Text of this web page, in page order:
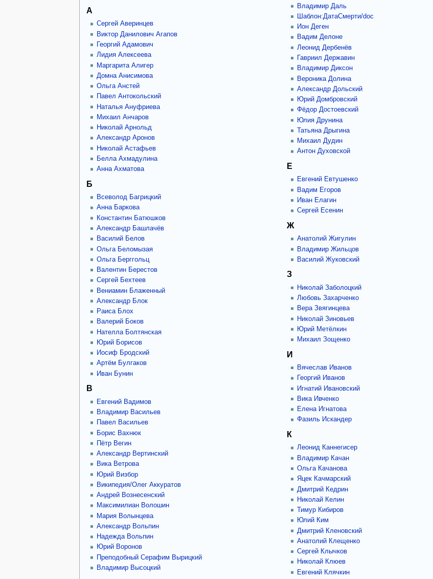
А
Сергей Аверинцев
Виктор Данилович Агапов
Георгий Адамович
Лидия Алексеева
Маргарита Алигер
Домна Анисимова
Ольга Анстей
Павел Антокольский
Наталья Ануфриева
Михаил Анчаров
Николай Арнольд
Александр Аронов
Николай Астафьев
Белла Ахмадулина
Анна Ахматова
Б
Всеволод Багрицкий
Анна Баркова
Константин Батюшков
Александр Башлачёв
Василий Белов
Ольга Беломызая
Ольга Берггольц
Валентин Берестов
Сергей Бехтеев
Вениамин Блаженный
Александр Блок
Раиса Блох
Валерий Боков
Нателла Болтянская
Юрий Борисов
Иосиф Бродский
Артём Булгаков
Иван Бунин
В
Евгений Вадимов
Владимир Васильев
Павел Васильев
Борис Вахнюк
Пётр Вегин
Александр Вертинский
Вика Ветрова
Юрий Визбор
Википедия/Олег Аккуратов
Андрей Вознесенский
Максимилиан Волошин
Мария Волынцева
Александр Вольпин
Надежда Вольпин
Юрий Воронов
Преподобный Серафим Вырицкий
Владимир Высоцкий
Владимир Даль
Шаблон:ДатаСмерти/doc
Ион Деген
Вадим Делоне
Леонид Дербенёв
Гавриил Державин
Владимир Диксон
Вероника Долина
Александр Дольский
Юрий Домбровский
Фёдор Достоевский
Юлия Друнина
Татьяна Дрыгина
Михаил Дудин
Антон Духовской
Е
Евгений Евтушенко
Вадим Егоров
Иван Елагин
Сергей Есенин
Ж
Анатолий Жигулин
Владимир Жильцов
Василий Жуковский
З
Николай Заболоцкий
Любовь Захарченко
Вера Звягинцева
Николай Зиновьев
Юрий Метёлкин
Михаил Зощенко
И
Вячеслав Иванов
Георгий Иванов
Игнатий Ивановский
Вика Ивченко
Елена Игнатова
Фазиль Искандер
К
Леонид Каннегисер
Владимир Качан
Ольга Качанова
Яцек Качмарский
Дмитрий Кедрин
Николай Келин
Тимур Кибиров
Юлий Ким
Дмитрий Кленовский
Анатолий Клещенко
Сергей Клычков
Николай Клюев
Евгений Клячкин